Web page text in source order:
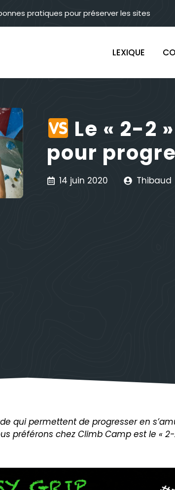
pratiques pour préserver les sites
LEXIQUE
Le « 2-2
pour
14 juin 2020 Thibaud
qui permettent de progresser en
préférons chez Climb Camp est le « 2-